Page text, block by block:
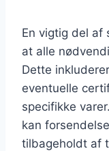
En vigtig del af
at alle
Dette
eventuelle
specifikke
kan
tilbageholdt af